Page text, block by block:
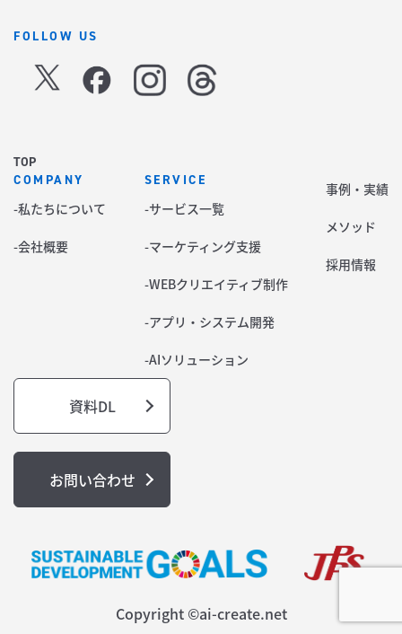
FOLLOW US
TOP
COMPANY
-私たちについて
-会社概要
SERVICE
-サービス一覧
-マーケティング支援
-WEBクリエイティブ制作
-アプリ・システム開発
-AIソリューション
事例・実績
メソッド
採用情報
資料DL
お問い合わせ
Copyright ©ai-create.net